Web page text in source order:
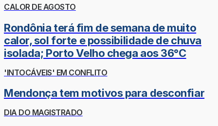
CALOR DE AGOSTO
Rondônia terá fim de semana de muito
calor, sol forte e possibilidade de chuva
isolada; Porto Velho chega aos 36°C
'INTOCÁVEIS' EM CONFLITO
Mendonça tem motivos para desconfiar
DIA DO MAGISTRADO